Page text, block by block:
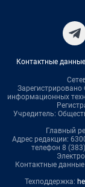
Контактные
информационных
Учредитель:
Главный
Адрес редакции:
телефон 8
Контактные
Техподдержка: